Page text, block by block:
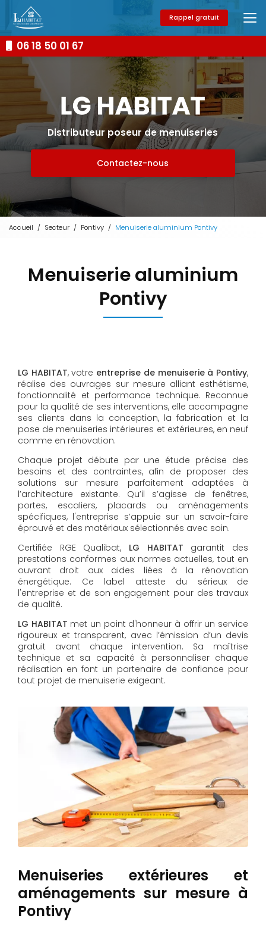
contenu
principal06 18 50 01 67
Rappel gratuit
Distributeur poseur de menuiseries
Contactez-nous
Accueil Secteur Pontivy Menuiserie aluminium Pontivy
Menuiserie aluminium
Pontivy
LG HABITAT, votre entreprise de menuiserie à Pontivy,
réalise des ouvrages sur mesure alliant esthétisme,
fonctionnalité et performance technique. Reconnue
pour la qualité de ses interventions, elle accompagne
ses clients dans la conception, la fabrication et la
pose de menuiseries intérieures et extérieures, en neuf
comme en rénovation.
Chaque projet débute par une étude précise des
besoins et des contraintes, afin de proposer des
solutions sur mesure parfaitement adaptées à
l’architecture existante. Qu’il s’agisse de fenêtres,
portes, escaliers, placards ou aménagements
spécifiques, l'entreprise s’appuie sur un savoir-faire
éprouvé et des matériaux sélectionnés avec soin.
Certifiée RGE Qualibat, LG HABITAT garantit des
prestations conformes aux normes actuelles, tout en
ouvrant droit aux aides liées à la rénovation
énergétique. Ce label atteste du sérieux de
l'entreprise et de son engagement pour des travaux
de qualité.
LG HABITAT met un point d'honneur à offrir un service
rigoureux et transparent, avec l’émission d’un devis
gratuit avant chaque intervention. Sa maîtrise
technique et sa capacité à personnaliser chaque
réalisation en font un partenaire de confiance pour
tout projet de menuiserie exigeant.
Menuiseries extérieures et
aménagements sur mesure à
Pontivy